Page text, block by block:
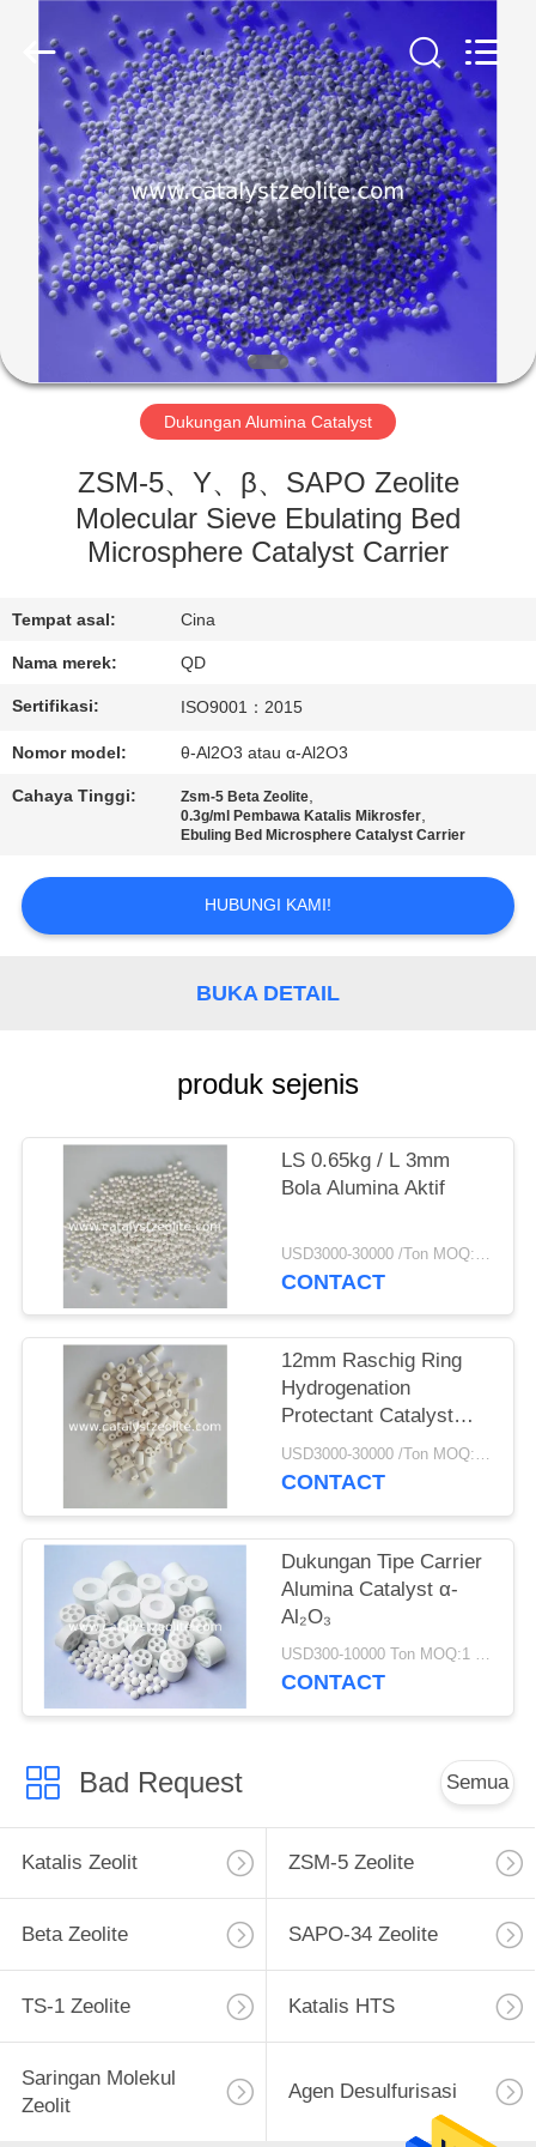
RUMAH
PRODUK
TENTANG
KAMI
TUR
KONTROL
KUALITAS
HUBUNGI
KAMI
BERITA
KASUS
SITEMAP
CO.,LTD.
Reserved.
Dukungan Alumina Catalyst
ZSM-5、Y、β、SAPO Zeolite
Molecular Sieve Ebulating Bed
Microsphere Catalyst Carrier
Tempat asal: Cina
Nama merek: QD
Sertifikasi: ISO9001：2015
Nomor model: θ-Al2O3 atau α-Al2O3
Cahaya Tinggi: Zsm-5 Beta Zeolite,
0.3g/ml Pembawa Katalis Mikrosfer,
Ebuling Bed Microsphere Catalyst Carrier
HUBUNGI KAMI!
BUKA DETAIL
produk sejenis
LS 0.65kg / L 3mm
Bola Alumina Aktif
USD3000-30000 /Ton MOQ:1 KG
CONTACT
12mm Raschig Ring
Hydrogenation
Protectant Catalyst
Carrier
USD3000-30000 /Ton MOQ:1 KG
CONTACT
Dukungan Tipe Carrier
Alumina Catalyst α-
Al₂O₃
USD300-10000 Ton MOQ:1 KG
CONTACT
Bad Request Semua
Katalis Zeolit ZSM-5 Zeolite
Beta Zeolite SAPO-34 Zeolite
TS-1 Zeolite Katalis HTS
Saringan Molekul
Zeolit
Agen Desulfurisasi